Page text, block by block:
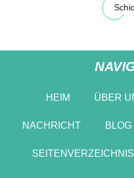
HEIM ÜBER
NACHRICHT BLOG
SEITENVERZEICHNIS